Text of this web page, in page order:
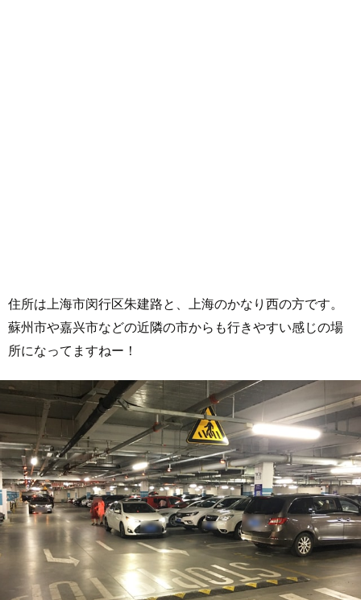
住所は上海市闵行区朱建路と、上海のかなり西の方です。
蘇州市や嘉兴市などの近隣の市からも行きやすい感じの場
所になってますねー！